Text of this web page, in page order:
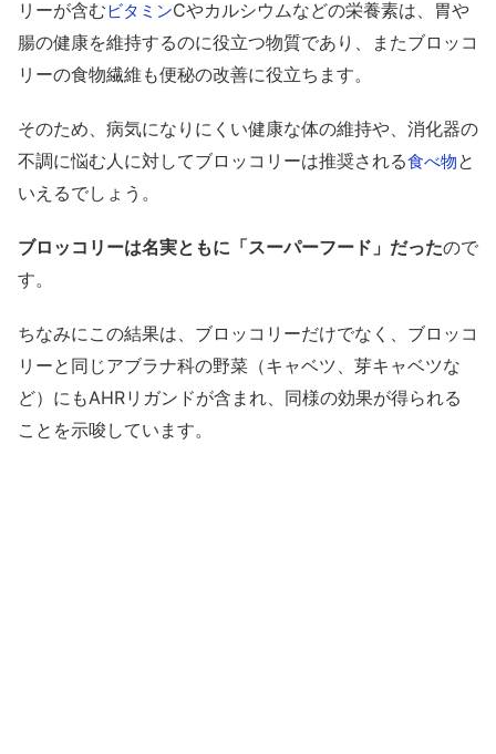
リーが含むビタミンCやカルシウムなどの栄養素は、胃や
腸の健康を維持するのに役立つ物質であり、またブロッコ
リーの食物繊維も便秘の改善に役立ちます。
そのため、病気になりにくい健康な体の維持や、消化器の
不調に悩む人に対してブロッコリーは推奨される食べ物と
いえるでしょう。
ブロッコリーは名実ともに「スーパーフード」だったので
す。
ちなみにこの結果は、ブロッコリーだけでなく、ブロッコ
リーと同じアブラナ科の野菜（キャベツ、芽キャベツな
ど）にもAHRリガンドが含まれ、同様の効果が得られる
ことを示唆しています。